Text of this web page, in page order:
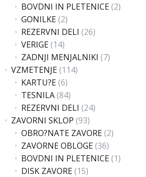
BOVDNI IN PLETENICE(2)
GONILKE(2)
REZERVNI DELI (26)
VERIGE(14)
ZADNJI MENJALNIKI (7)
VZMETENJE(114)
KARTU?E(6)
TESNILA(84)
REZERVNI DELI (24)
ZAVORNI SKLOP (93)
OBRO?NATE ZAVORE(2)
ZAVORNE OBLOGE(36)
BOVDNI IN PLETENICE(1)
DISK ZAVORE(15)